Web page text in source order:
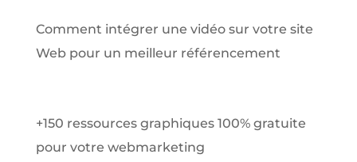
Comment intégrer une vidéo sur votre site
Web pour un meilleur référencement
+150 ressources graphiques 100% gratuite
pour votre webmarketing